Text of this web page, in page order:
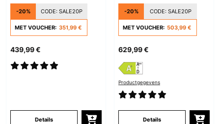
compressor, zwart
-20% CODE: SALE20P
MET VOUCHER: 351,99 €
439,99 €
Details
-20% CODE: SALE20P
MET VOUCHER: 503,99 €
629,99 €
Productgegevens
Details